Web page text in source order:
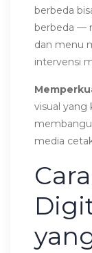
berbeda
berbeda —
dan menu
intervensi
visual yang
media